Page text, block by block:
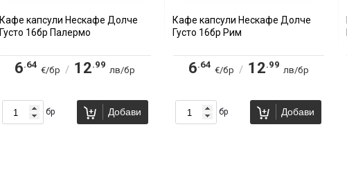
Кафе капсули Нескафе Долче
Густо 16бр Палермо
6.64
€/бр / 12.99
лв/бр
бр Добави
Кафе капсули Нескафе Долче
Густо 16бр Рим
6.64
€/бр / 12.99
лв/бр
бр Добави